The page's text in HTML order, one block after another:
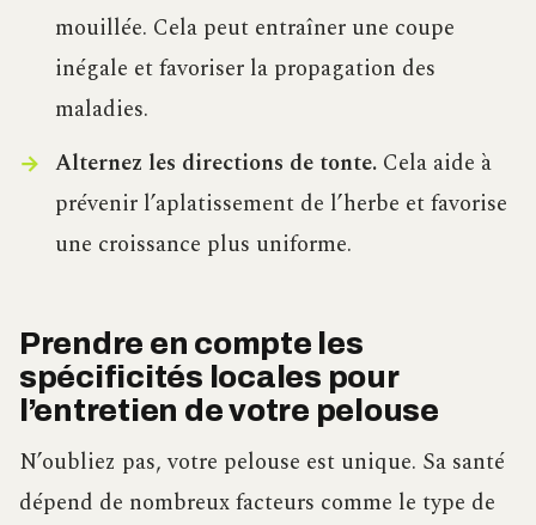
mouillée. Cela peut entraîner une coupe
inégale et favoriser la propagation des
maladies.
Alternez les directions de tonte.Cela aide à
prévenir l’aplatissement de l’herbe et favorise
une croissance plus uniforme.
Prendre en compte les
spécificités locales pour
l’entretien de votre pelouse
N’oubliez pas, votre pelouse est unique. Sa santé
dépend de nombreux facteurs comme le type de